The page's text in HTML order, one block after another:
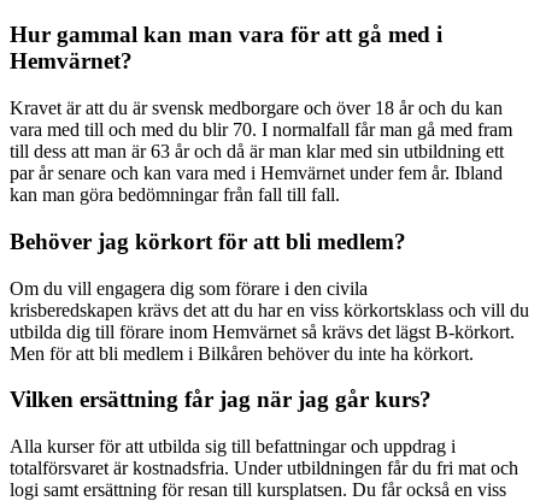
Hur gammal kan man vara för att gå med i
Hemvärnet?
Kravet är att du är svensk medborgare och över 18 år och du kan
vara med till och med du blir 70. I normalfall får man gå med fram
till dess att man är 63 år och då är man klar med sin utbildning ett
par år senare och kan vara med i Hemvärnet under fem år. Ibland
kan man göra bedömningar från fall till fall.
Behöver jag körkort för att bli medlem?
Om du vill engagera dig som förare i den civila
krisberedskapen krävs det att du har en viss körkortsklass och vill du
utbilda dig till förare inom Hemvärnet så krävs det lägst B-körkort.
Men för att bli medlem i Bilkåren behöver du inte ha körkort.
Vilken ersättning får jag när jag går kurs?
Alla kurser för att utbilda sig till befattningar och uppdrag i
totalförsvaret är kostnadsfria. Under utbildningen får du fri mat och
logi samt ersättning för resan till kursplatsen. Du får också en viss